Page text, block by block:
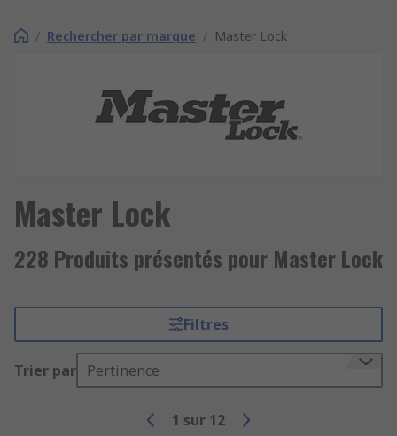
/ Rechercher par marque / Master Lock
Master Lock
228 Produits présentés pour Master Lock
Filtres
Trier par Pertinence
1 sur 12